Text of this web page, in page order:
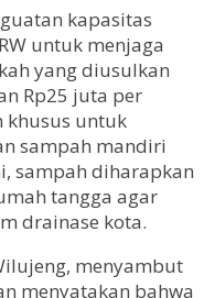
kapasitas
untuk menjaga
yang diusulkan
Rp25 juta per
khusus untuk
sampah mandiri
sampah diharapkan
tangga agar
drainase kota.
menyambut
menyatakan bahwa